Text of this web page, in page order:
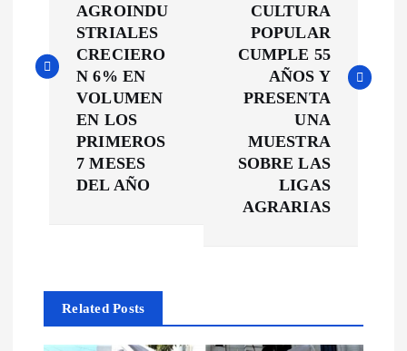
e
ó
n
AGROINDU
STRIALES
CRECIERO
N 6% EN
VOLUMEN
EN LOS
PRIMEROS
7 MESES
DEL AÑO
CULTURA
POPULAR
CUMPLE 55
AÑOS Y
PRESENTA
UNA
MUESTRA
SOBRE LAS
LIGAS
AGRARIAS
Related Posts